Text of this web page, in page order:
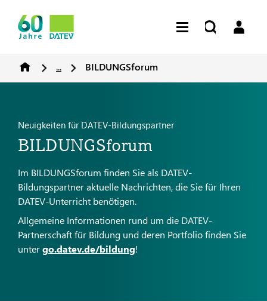
... BILDUNGSforum
Neuigkeiten für DATEV-Bildungspartner
BILDUNGSforum
Im BILDUNGSforum finden Sie als DATEV-
Bildungspartner aktuelle Nachrichten, die Sie für Ihren
DATEV-Unterricht benötigen.
Allgemeine Informationen rund um die DATEV-
Partnerschaft für Bildung und deren Portfolio finden Sie
untergo.datev.de/bildung!